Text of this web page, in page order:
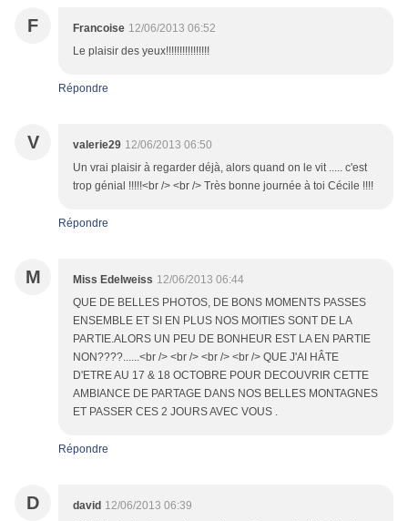
F Francoise 12/06/2013 06:52
Le plaisir des yeux!!!!!!!!!!!!!!!!
Répondre
V valerie29 12/06/2013 06:50
Un vrai plaisir à regarder déjà, alors quand on le vit ..... c'est
trop génial !!!!!<br /> <br /> Très bonne journée à toi Cécile !!!!
Répondre
M Miss Edelweiss 12/06/2013 06:44
QUE DE BELLES PHOTOS, DE BONS MOMENTS PASSES
ENSEMBLE ET SI EN PLUS NOS MOITIES SONT DE LA
PARTIE.ALORS UN PEU DE BONHEUR EST LA EN PARTIE
NON????......<br /> <br /> <br /> <br /> QUE J'AI HÂTE
D'ETRE AU 17 & 18 OCTOBRE POUR DECOUVRIR CETTE
AMBIANCE DE PARTAGE DANS NOS BELLES MONTAGNES
ET PASSER CES 2 JOURS AVEC VOUS .
Répondre
D david 12/06/2013 06:39